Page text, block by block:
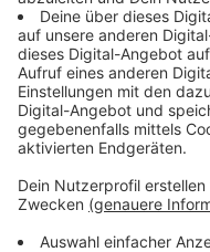
festnehmen. Ein
Anzeige